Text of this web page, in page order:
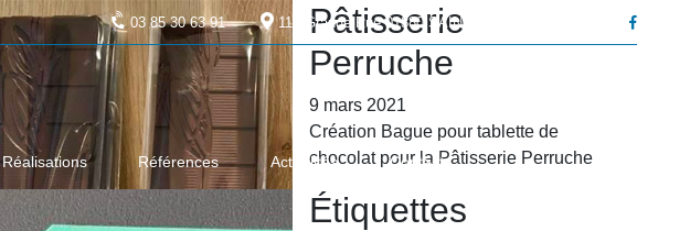
03 85 30 63 91 119 Grande Rue01380 SAINT ANDRÉ DE BÂGÉ
Réalisations Références Actualités Contact
Pâtisserie
Perruche
9 mars 2021
Création Bague pour tablette de
chocolat pour la Pâtisserie Perruche
Étiquettes